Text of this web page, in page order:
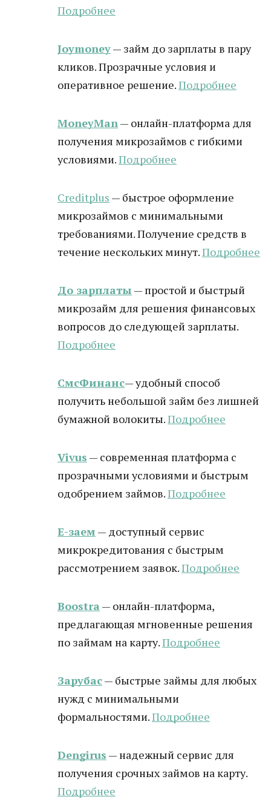
Подробнее
Joymoney— займ до зарплаты в пару
кликов. Прозрачные условия и
оперативное решение.Подробнее
MoneyMan— онлайн-платформа для
получения микрозаймов с гибкими
условиями.Подробнее
Creditplus — быстрое оформление
микрозаймов с минимальными
требованиями. Получение средств в
течение нескольких минут.Подробнее
До зарплаты — простой и быстрый
микрозайм для решения финансовых
вопросов до следующей зарплаты.
Подробнее
СмсФинанс— удобный способ
получить небольшой займ без лишней
бумажной волокиты.Подробнее
Vivus — современная платформа с
прозрачными условиями и быстрым
одобрением займов.Подробнее
Е-заем — доступный сервис
микрокредитования с быстрым
рассмотрением заявок.Подробнее
Boostra — онлайн-платформа,
предлагающая мгновенные решения
по займам на карту.Подробнее
Зарубас— быстрые займы для любых
нужд с минимальными
формальностями.Подробнее
Dengirus — надежный сервис для
получения срочных займов на карту.
Подробнее